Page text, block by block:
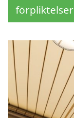
förpliktelser